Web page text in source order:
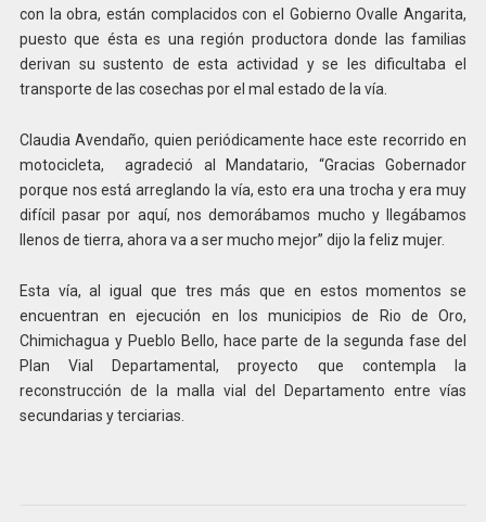
con la obra, están complacidos con el Gobierno Ovalle Angarita,
puesto que ésta es una región productora donde las familias
derivan su sustento de esta actividad y se les dificultaba el
transporte de las cosechas por el mal estado de la vía.
Claudia Avendaño, quien periódicamente hace este recorrido en
motocicleta, agradeció al Mandatario, “Gracias Gobernador
porque nos está arreglando la vía, esto era una trocha y era muy
difícil pasar por aquí, nos demorábamos mucho y llegábamos
llenos de tierra, ahora va a ser mucho mejor” dijo la feliz mujer.
Esta vía, al igual que tres más que en estos momentos se
encuentran en ejecución en los municipios de Rio de Oro,
Chimichagua y Pueblo Bello, hace parte de la segunda fase del
Plan Vial Departamental, proyecto que contempla la
reconstrucción de la malla vial del Departamento entre vías
secundarias y terciarias.